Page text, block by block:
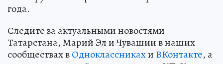
года.
Следите за актуальными новостями
Татарстана, Марий Эл и Чувашии в наших
сообществах вОдноклассникахи ВКонтакте, а